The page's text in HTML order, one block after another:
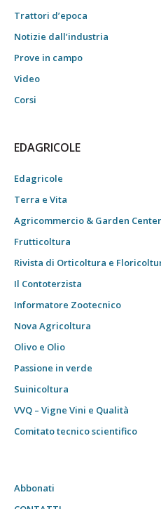
Trattori d’epoca
Notizie dall’industria
Prove in campo
Video
Corsi
EDAGRICOLE
Edagricole
Terra e Vita
Agricommercio & Garden Center
Frutticoltura
Rivista di Orticoltura e
Il Contoterzista
Informatore Zootecnico
Nova Agricoltura
Olivo e Olio
Passione in verde
Suinicoltura
VVQ – Vigne Vini e Qualità
Comitato tecnico scientifico
Abbonati